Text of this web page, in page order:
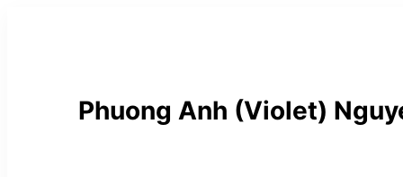
Phuong Anh (Violet)